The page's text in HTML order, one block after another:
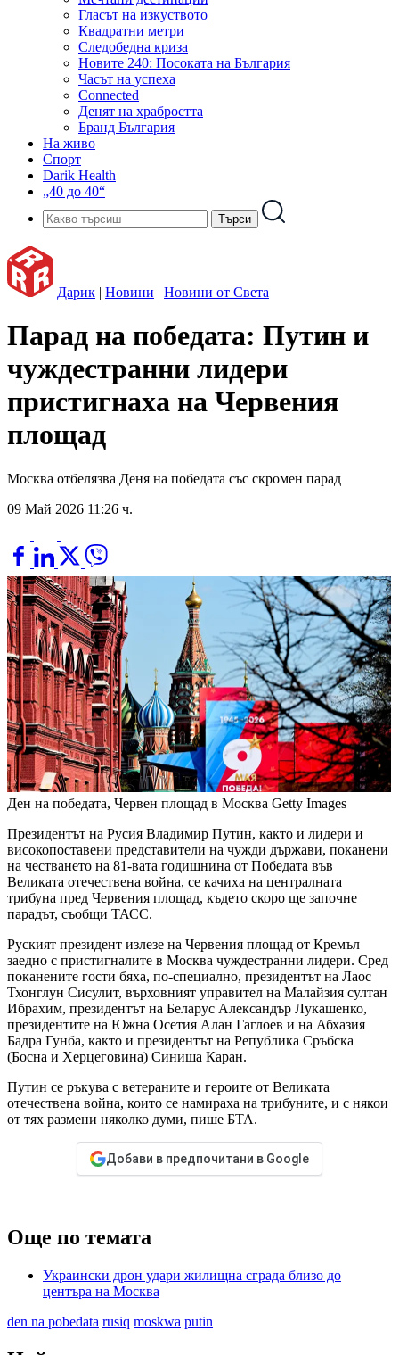
Гласът на изкуството
Квадратни метри
Следобедна криза
Новите 240: Посоката на България
Часът на успеха
Connected
Денят на храбростта
Бранд България
На живо
Спорт
Darik Health
„40 до 40“
Дарик | Новини | Новини от Света
Парад на победата: Путин и
чуждестранни лидери
пристигнаха на Червения
площад
Москва отбелязва Деня на победата със скромен парад
09 Май 2026 11:26 ч.
Ден на победата, Червен площад в Москва Getty Images
Президентът на Русия Владимир Путин, както и лидери и
високопоставени представители на чужди държави, поканени
на честването на 81-вата годишнина от Победата във
Великата отечествена война, се качиха на централната
трибуна пред Червения площад, където скоро ще започне
парадът, съобщи ТАСС.
Руският президент излезе на Червения площад от Кремъл
заедно с пристигналите в Москва чуждестранни лидери. Сред
поканените гости бяха, по-специално, президентът на Лаос
Тхонглун Сисулит, върховният управител на Малайзия султан
Ибрахим, президентът на Беларус Александър Лукашенко,
президентите на Южна Осетия Алан Гаглоев и на Абхазия
Бадра Гунба, както и президентът на Република Сръбска
(Босна и Херцеговина) Синиша Каран.
Путин се ръкува с ветераните и героите от Великата
отечествена война, които се намираха на трибуните, и с някои
от тях размени няколко думи, пише БТА.
Добави в предпочитани в Google
Още по темата
Украински дрон удари жилищна сграда близо до
центъра на Москва
den na pobedata rusiq moskwa putin